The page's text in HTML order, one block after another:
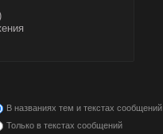
В названиях тем и текстах сообщений
Только в текстах сообщений